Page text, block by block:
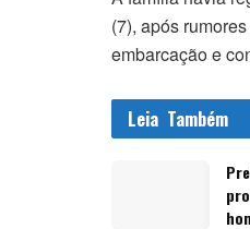
(7), após
embarcação e
Leia Também